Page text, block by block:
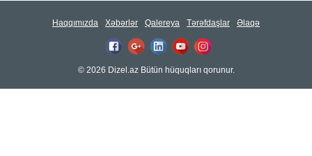
Haqqımızda Xəbərlər Qalereya Tərəfdaşlar Əlaqə
© 2026 Dizel.az Bütün hüquqları qorunur.